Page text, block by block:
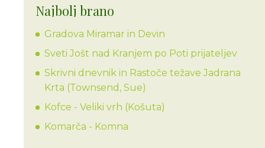
Najbolj brano
Gradova Miramar in Devin
Sveti Jošt nad Kranjem po Poti prijateljev
Skrivni dnevnik in Rastoče težave Jadrana
Krta (Townsend, Sue)
Kofce - Veliki vrh (Košuta)
Komarča - Komna